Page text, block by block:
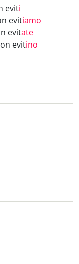
eviti
evitiamo
evitate
evitino